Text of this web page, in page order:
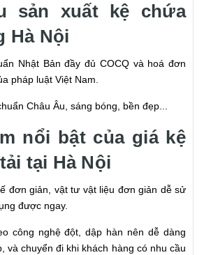
sản xuất kệ chứa
Hà Nội
Nhật Bản đầy đủ COCQ và hoá đơn
pháp luật Việt Nam.
Châu Âu, sáng bóng, bền đẹp...
nổi bật của giá kệ
tại Hà Nội
đơn giản, vật tư vật liệu đơn giản dễ sử
được ngay.
công nghệ đột, dập hàn nên dễ dàng
và chuyển đi khi khách hàng có nhu cầu